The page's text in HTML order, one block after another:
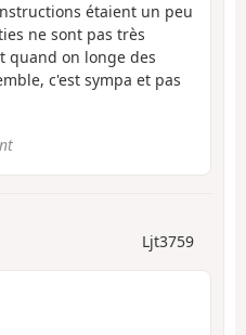
étaient un peu
ne sont pas très
quand on longe des
c'est sympa et pas
Ljt3759